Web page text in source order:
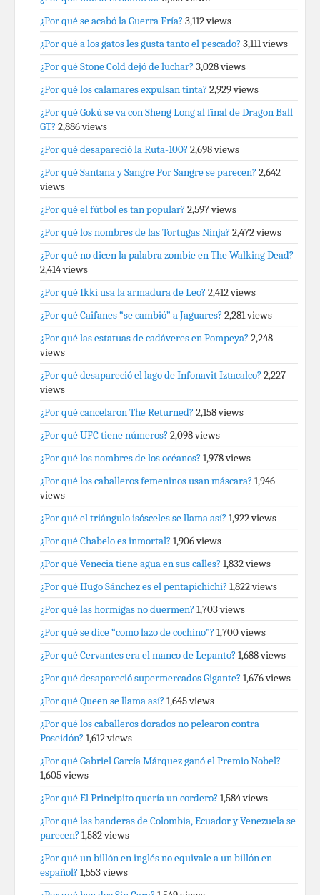
¿Por qué se acabó la Guerra Fría? 3,112 views
¿Por qué a los gatos les gusta tanto el pescado? 3,111 views
¿Por qué Stone Cold dejó de luchar? 3,028 views
¿Por qué los calamares expulsan tinta? 2,929 views
¿Por qué Gokú se va con Sheng Long al final de Dragon Ball
GT? 2,886 views
¿Por qué desapareció la Ruta-100? 2,698 views
¿Por qué Santana y Sangre Por Sangre se parecen? 2,642
views
¿Por qué el fútbol es tan popular? 2,597 views
¿Por qué los nombres de las Tortugas Ninja? 2,472 views
¿Por qué no dicen la palabra zombie en The Walking Dead?
2,414 views
¿Por qué Ikki usa la armadura de Leo? 2,412 views
¿Por qué Caifanes “se cambió” a Jaguares? 2,281 views
¿Por qué las estatuas de cadáveres en Pompeya? 2,248
views
¿Por qué desapareció el lago de Infonavit Iztacalco? 2,227
views
¿Por qué cancelaron The Returned? 2,158 views
¿Por qué UFC tiene números? 2,098 views
¿Por qué los nombres de los océanos? 1,978 views
¿Por qué los caballeros femeninos usan máscara? 1,946
views
¿Por qué el triángulo isósceles se llama así? 1,922 views
¿Por qué Chabelo es inmortal? 1,906 views
¿Por qué Venecia tiene agua en sus calles? 1,832 views
¿Por qué Hugo Sánchez es el pentapichichi? 1,822 views
¿Por qué las hormigas no duermen? 1,703 views
¿Por qué se dice “como lazo de cochino”? 1,700 views
¿Por qué Cervantes era el manco de Lepanto? 1,688 views
¿Por qué desapareció supermercados Gigante? 1,676 views
¿Por qué Queen se llama así? 1,645 views
¿Por qué los caballeros dorados no pelearon contra
Poseidón? 1,612 views
¿Por qué Gabriel García Márquez ganó el Premio Nobel?
1,605 views
¿Por qué El Principito quería un cordero? 1,584 views
¿Por qué las banderas de Colombia, Ecuador y Venezuela se
parecen? 1,582 views
¿Por qué un billón en inglés no equivale a un billón en
español? 1,553 views